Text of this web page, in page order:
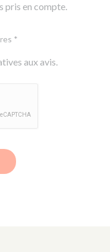
pris en compte.
*
aux avis.